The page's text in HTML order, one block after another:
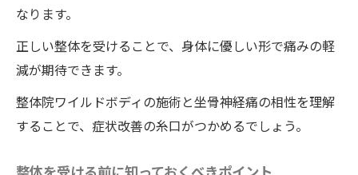
なります。
正しい整体を受けることで、身体に優しい形で痛みの軽
減が期待できます。
整体院ワイルドボディの施術と坐骨神経痛の相性を理解
することで、症状改善の糸口がつかめるでしょう。